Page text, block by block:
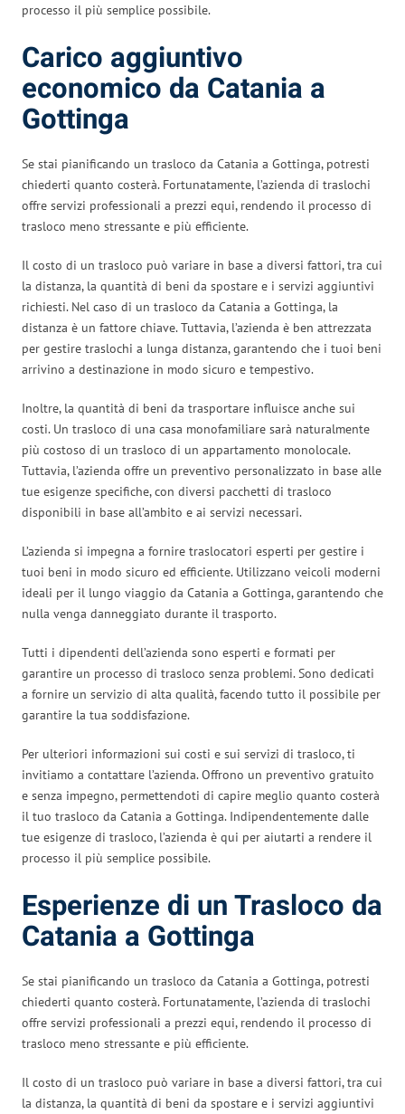
processo il più semplice possibile.
Carico aggiuntivo
economico da Catania a
Gottinga
Se stai pianificando un trasloco da Catania a Gottinga, potresti
chiederti quanto costerà. Fortunatamente, l’azienda di traslochi
offre servizi professionali a prezzi equi, rendendo il processo di
trasloco meno stressante e più efficiente.
Il costo di un trasloco può variare in base a diversi fattori, tra cui
la distanza, la quantità di beni da spostare e i servizi aggiuntivi
richiesti. Nel caso di un trasloco da Catania a Gottinga, la
distanza è un fattore chiave. Tuttavia, l’azienda è ben attrezzata
per gestire traslochi a lunga distanza, garantendo che i tuoi beni
arrivino a destinazione in modo sicuro e tempestivo.
Inoltre, la quantità di beni da trasportare influisce anche sui
costi. Un trasloco di una casa monofamiliare sarà naturalmente
più costoso di un trasloco di un appartamento monolocale.
Tuttavia, l’azienda offre un preventivo personalizzato in base alle
tue esigenze specifiche, con diversi pacchetti di trasloco
disponibili in base all’ambito e ai servizi necessari.
L’azienda si impegna a fornire traslocatori esperti per gestire i
tuoi beni in modo sicuro ed efficiente. Utilizzano veicoli moderni
ideali per il lungo viaggio da Catania a Gottinga, garantendo che
nulla venga danneggiato durante il trasporto.
Tutti i dipendenti dell’azienda sono esperti e formati per
garantire un processo di trasloco senza problemi. Sono dedicati
a fornire un servizio di alta qualità, facendo tutto il possibile per
garantire la tua soddisfazione.
Per ulteriori informazioni sui costi e sui servizi di trasloco, ti
invitiamo a contattare l’azienda. Offrono un preventivo gratuito
e senza impegno, permettendoti di capire meglio quanto costerà
il tuo trasloco da Catania a Gottinga. Indipendentemente dalle
tue esigenze di trasloco, l’azienda è qui per aiutarti a rendere il
processo il più semplice possibile.
Esperienze di un Trasloco da
Catania a Gottinga
Se stai pianificando un trasloco da Catania a Gottinga, potresti
chiederti quanto costerà. Fortunatamente, l’azienda di traslochi
offre servizi professionali a prezzi equi, rendendo il processo di
trasloco meno stressante e più efficiente.
Il costo di un trasloco può variare in base a diversi fattori, tra cui
la distanza, la quantità di beni da spostare e i servizi aggiuntivi